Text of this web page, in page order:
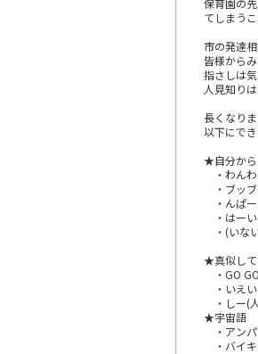
てしまう
市の発達
皆様から
指さしは
人見知り
長くなりま
以下にで
★自分か
・わんわ
・ブッ
・んぱ
・はーい
・(いな
★真似して
・GO
・いえい
・しー(
★宇宙語
・アン
・バイ